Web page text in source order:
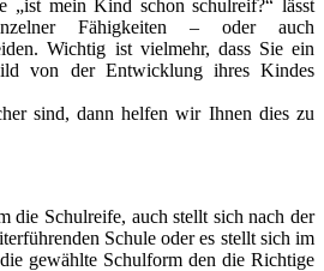
„ist mein Kind schon schulreif?“ lässt
Fähigkeiten – oder auch
Wichtig ist vielmehr, dass Sie ein
von der Entwicklung ihres Kindes
sind, dann helfen wir Ihnen dies zu
die Schulreife, auch stellt sich nach der
Schule oder es stellt sich im
gewählte Schulform den die Richtige